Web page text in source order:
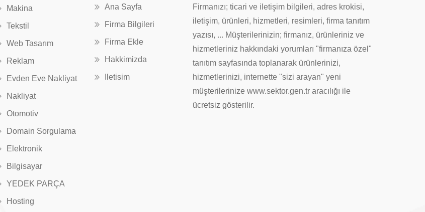
Makina
Tekstil
Web Tasarım
Reklam
Evden Eve Nakliyat
Nakliyat
Otomotiv
Domain Sorgulama
Elektronik
Bilgisayar
YEDEK PARÇA
Hosting
Ana Sayfa
Firma Bilgileri
Firma Ekle
Hakkimizda
Iletisim
Firmanızı; ticari ve iletişim bilgileri, adres krokisi,
iletişim, ürünleri, hizmetleri, resimleri, firma tanıtım
yazısı, ... Müşterilerinizin; firmanız, ürünleriniz ve
hizmetleriniz hakkındaki yorumları "firmanıza özel"
tanıtım sayfasında toplanarak ürünlerinizi,
hizmetlerinizi, internette "sizi arayan" yeni
müşterilerinize www.sektor.gen.tr aracılığı ile
ücretsiz gösterilir.